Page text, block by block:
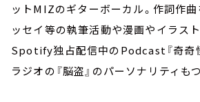
ットMIZのギターボーカル。作詞作曲
ッセイ等の執筆活動や漫画やイラス
Spotify独占配信中のPodcast『奇奇
ラジオの『脳盗』のパーソナリティも